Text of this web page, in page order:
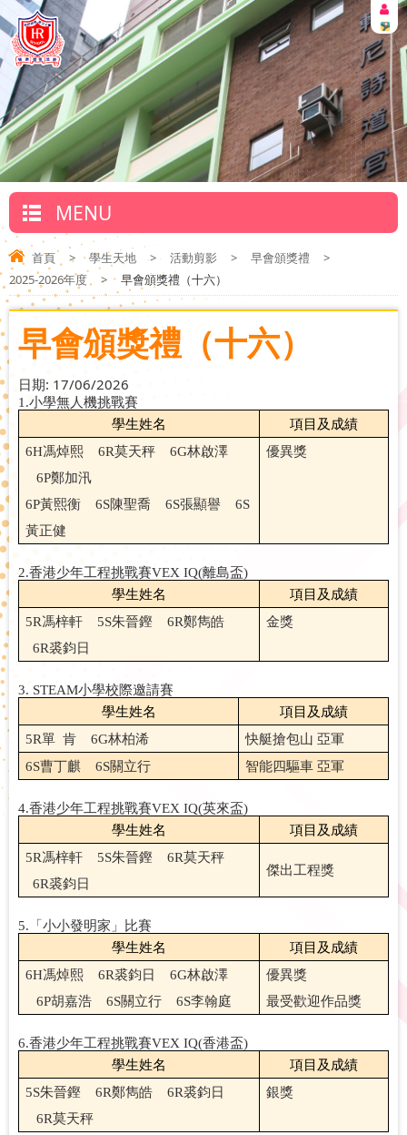
MENU
首頁 > 學生天地 > 活動剪影 > 早會頒獎禮
>
2025-2026年度
> 早會頒獎禮（十六）
早會頒獎禮（十六）
日期: 17/06/2026
1.小學無人機挑戰賽
學生姓名
項目及成績
6H馮焯熙 6R莫天秤 6G林啟澤
6P鄭加汛
6P黃熙衡 6S陳聖喬 6S張顯譽
6S
黃正健
優異獎
2.香港少年工程挑戰賽VEX IQ(離島盃)
學生姓名
項目及成績
5R馮梓軒 5S朱晉鏗 6R鄭雋皓
6R裘鈞日
金獎
3. STEAM小學校際邀請賽
學生姓名
項目及成績
5R單 肯 6G林柏浠
快艇搶包山 亞軍
6S曹丁麒 6S關立行 智能四驅車 亞軍
4.香港少年工程挑戰賽VEX IQ(英來盃)
學生姓名
項目及成績
5R馮梓軒 5S朱晉鏗 6R莫天秤
6R裘鈞日
傑出工程獎
5. 「 小小發明家」比賽
學生姓名
項目及成績
6H馮焯熙 6R裘鈞日 6G林啟澤
6P胡嘉浩 6S關立行 6S李翰庭
優異獎
最受歡迎作品獎
6.香港少年工程挑戰賽VEX IQ(香港盃)
學生姓名
項目及成績
5S朱晉鏗 6R鄭雋皓 6R裘鈞日
6R莫天秤
銀獎